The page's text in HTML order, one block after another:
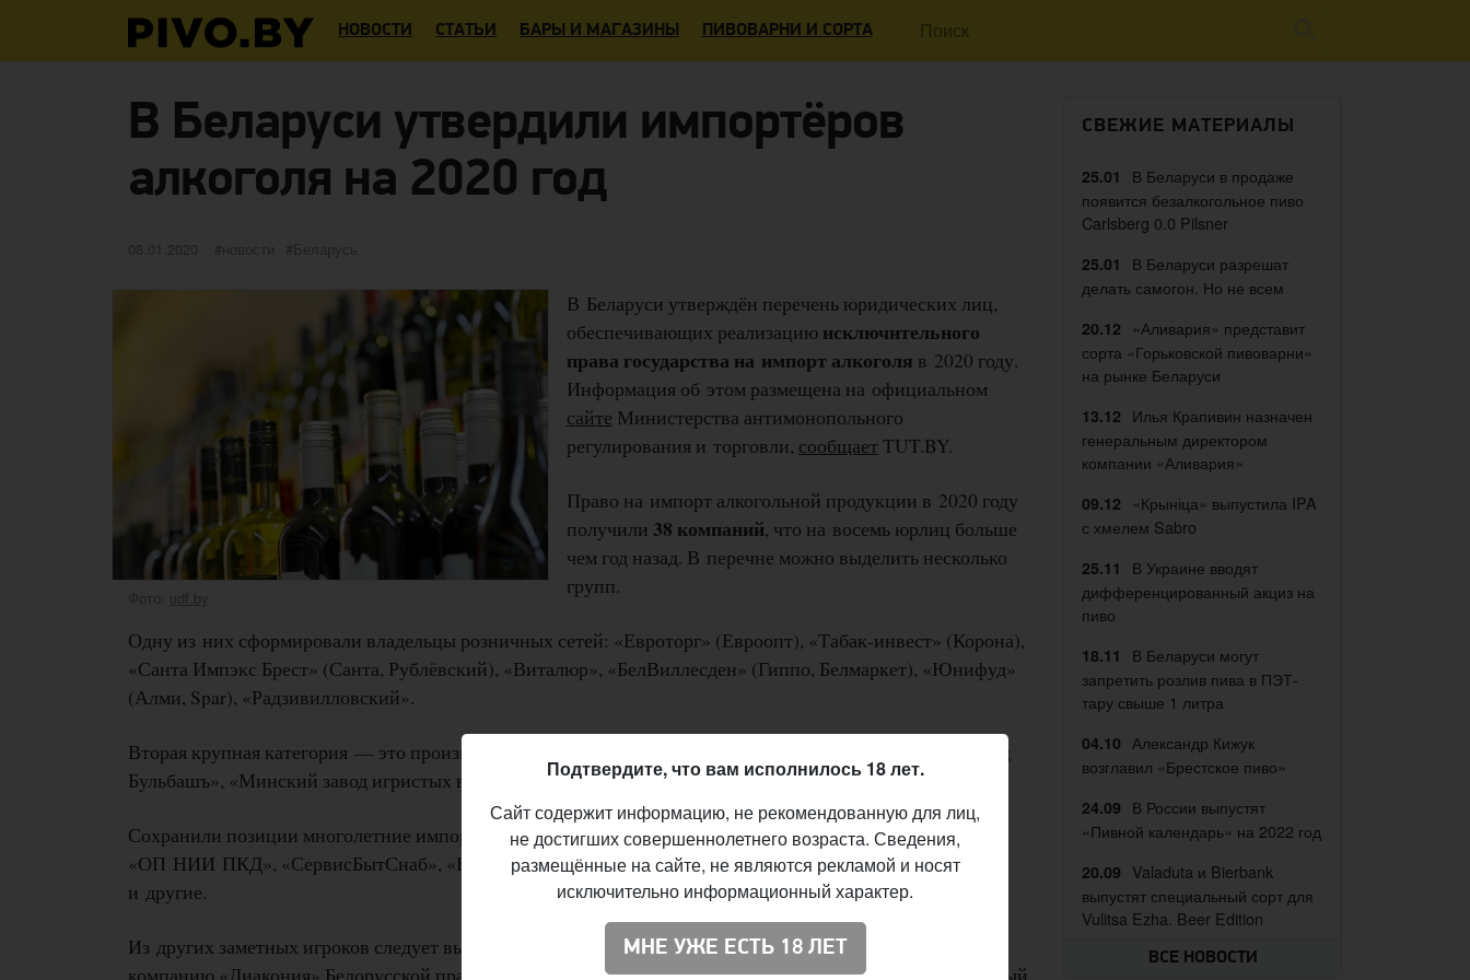
Поиск:
НОВОСТИ СТАТЬИ БАРЫ И МАГАЗИНЫ ПИВОВАРНИ И СОРТА
В Беларуси утвердили импортёров
алкоголя на 2020 год
Опубликовано
08.01.2020 категории
новости Метки
Беларусь
Фото: udf.by
В Беларуси утверждён перечень юридических лиц,
обеспечивающих реализацию исключительного
права государства на импорт алкоголя в 2020 году.
Информация об этом размещена на официальном
сайте Министерства антимонопольного
регулирования и торговли, сообщаетTUT.BY.
Право на импорт алкогольной продукции в 2020 году
получили 38 компаний, что на восемь юрлиц больше
чем год назад. В перечне можно выделить несколько
групп.
Одну из них сформировали владельцы розничных сетей: «Евроторг» (Евроопт), «Табак-инвест» (Корона),
«Санта Импэкс Брест» (Санта, Рублёвский), «Виталюр», «БелВиллесден» (Гиппо, Белмаркет), «Юнифуд»
(Алми, Spar), «Радзивилловский».
Вторая крупная категория — это производители алкоголя («Минск Кристалл Групп», «Аквадив», «Завод
Бульбашъ», «Минский завод игристых вин», «Минский завод виноградных вин»).
Сохранили позиции многолетние импортёры: «Классические вина», «Перно Рикар Минск»,
«ОП НИИ ПКД», «СервисБытСнаб», «Белвингрупп», «Беларусьторг» Управления делами президента
и другие.
Из других заметных игроков следует выделить «Торговый Дом Азербайджана», «Белтаможсервис»,
компанию «Диакония» Белорусской православной церкви и «БелГлобалГарант» Сергея Тетерина, который
СВЕЖИЕ МАТЕРИАЛЫ
25.01
В Беларуси в продаже
появится безалкогольное пиво
Carlsberg 0.0 Pilsner
25.01
В Беларуси разрешат
делать самогон. Но не всем
20.12
«Аливария» представит
сорта «Горьковской пивоварни»
на рынке Беларуси
13.12 Илья Крапивин назначен
генеральным директором
компании «Аливария»
09.12
«Крыніца» выпустила IPA
с хмелем Sabro
25.11
В Украине вводят
дифференцированный акциз на
пиво
18.11
В Беларуси могут
запретить розлив пива в ПЭТ-
тару свыше 1 литра
04.10 Александр Кижук
возглавил «Брестское пиво»
24.09 В России выпустят
«Пивной календарь» на 2022 год
20.09 Valaduta и Bierbank
выпустят специальный сорт для
Vulitsa Ezha. Beer Edition
ВСЕ НОВОСТИ
Подтвердите, что вам исполнилось 18 лет.
Сайт содержит информацию, не рекомендованную для лиц,
не достигших совершеннолетнего возраста. Сведения,
размещённые на сайте, не являются рекламой и носят
исключительно информационный характер.
МНЕ УЖЕ ЕСТЬ 18 ЛЕТ